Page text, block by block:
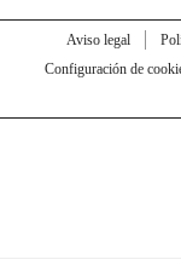
Aviso legal
Configuración de